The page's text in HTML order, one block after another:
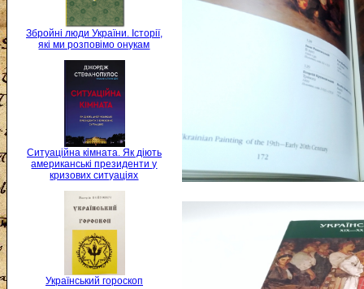
Збройні люди України. Історії,
які ми розповімо онукам
Ситуаційна кімната. Як діють
американські президенти у
кризових ситуаціях
Український гороскоп